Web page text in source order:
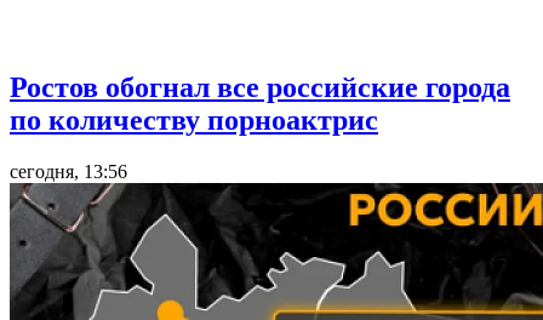
Ростов обогнал все российские города
по количеству порноактрис
сегодня, 13:56